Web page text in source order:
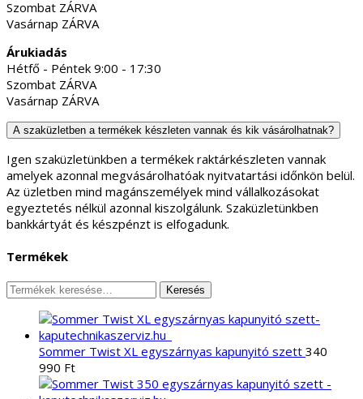
Szombat ZÁRVA
Vasárnap ZÁRVA
Árukiadás
Hétfő - Péntek 9:00 - 17:30
Szombat ZÁRVA
Vasárnap ZÁRVA
A szaküzletben a termékek készleten vannak és kik vásárolhatnak?
Igen szaküzletünkben a termékek raktárkészleten vannak
amelyek azonnal megvásárolhatóak nyitvatartási időnkön belül.
Az üzletben mind magánszemélyek mind vállalkozásokat
egyeztetés nélkül azonnal kiszolgálunk. Szaküzletünkben
bankkártyát és készpénzt is elfogadunk.
Termékek
Keresés
a
következőre:
Keresés
Sommer Twist XL egyszárnyas kapunyitó szett 340
990 Ft